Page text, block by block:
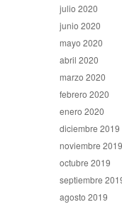
julio 2020
junio 2020
mayo 2020
abril 2020
marzo 2020
febrero 2020
enero 2020
diciembre 2019
noviembre 2019
octubre 2019
septiembre
agosto 2019